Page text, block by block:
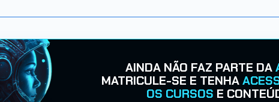
AINDA NÃO FAZ PARTE DA
MATRICULE-SE E TENHA
OS CURSOS E